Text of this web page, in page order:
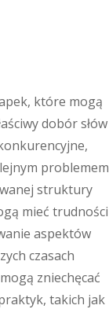
które mogą
dobór słów
struktury
mieć
aspektów
czasach
zniechęcać
takich jak